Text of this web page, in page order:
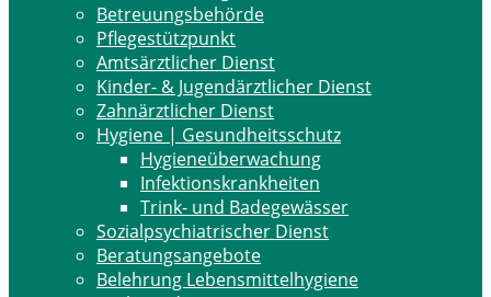
Betreuungsbehörde
Pflegestützpunkt
Amtsärztlicher Dienst
Kinder- & Jugendärztlicher Dienst
Zahnärztlicher Dienst
Hygiene | Gesundheitsschutz
Hygieneüberwachung
Infektionskrankheiten
Trink- und Badegewässer
Sozialpsychiatrischer Dienst
Beratungsangebote
Belehrung Lebensmittelhygiene